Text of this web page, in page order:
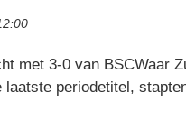
met 3-0 van BSCWaar
laatste periodetitel,